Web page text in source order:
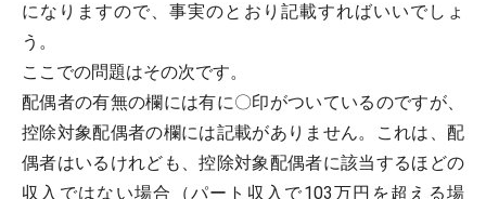
になりますので、事実のとおり記載すればいいでしょ
う。
ここでの問題はその次です。
配偶者の有無の欄には有に〇印がついているのですが、
控除対象配偶者の欄には記載がありません。これは、配
偶者はいるけれども、控除対象配偶者に該当するほどの
収入ではない場合（パート収入で103万円を超える場